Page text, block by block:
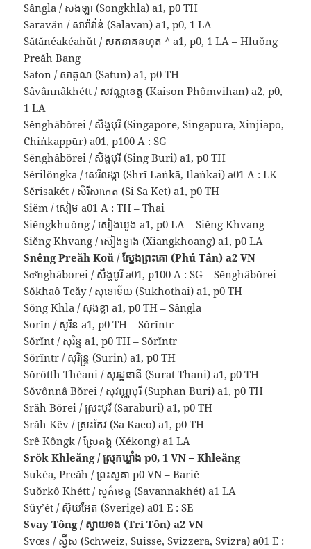
Sângla / សងឡា (Songkhla) a1, p0 TH
Saravăn / សារ៉ាវ៉ាន់ (Salavan) a1, p0, 1 LA
Sătănéakéahŭt / សតនាគនហុត ^ a1, p0, 1 LA – Hluŏng
Preăh Bang
Saton / សាតូណ (Satun) a1, p0 TH
Sâvânnâkhétt / សវណ្ណខេត្ត (Kaison Phômvihan) a2, p0,
1 LA
Sĕnghâbŏrei / សិង្ហបុរី (Singapore, Singapura, Xinjiapo,
Chiṅkappūr) a01, p100 A : SG
Sĕnghâbŏrei / សិង្ហបុរី (Sing Buri) a1, p0 TH
Sérilôngka / សេរីលង្កា (Shrī Lańkā, Ilaṅkai) a01 A : LK
Sĕrisakét / សិរីសាកេត (Si Sa Ket) a1, p0 TH
Siĕm / សៀម a01 A : TH – Thai
Siĕngkhuŏng / សៀងឃួង a1, p0 LA – Siĕng Khvang
Siĕng Khvang / ស៊ៀងខ្វាង (Xiangkhoang) a1, p0 LA
Snêng Preăh Koŭ / ស្នែងព្រះគោ (Phú Tân) a2 VN
Sœ̆nghâborei / សឹង្ហបូរី a01, p100 A : SG – Sĕnghâbŏrei
Sŏkhaô Teăy / សុខោទ័យ (Sukhothai) a1, p0 TH
Sŏng Khla / សុងខ្លា a1, p0 TH – Sângla
Sorĭn / សូរិន a1, p0 TH – Sŏrĭntr
Sŏrĭnt / សុរិន្ទ a1, p0 TH – Sŏrĭntr
Sŏrĭntr / សុរិន្ទ្រ (Surin) a1, p0 TH
Sŏrôtth Théani / សុរដ្ឋធានី (Surat Thani) a1, p0 TH
Sŏvônnâ Bŏrei / សុវណ្ណបុរី (Suphan Buri) a1, p0 TH
Srăh Bŏrei / ស្រះបុរី (Saraburi) a1, p0 TH
Srăh Kêv / ស្រះកែវ (Sa Kaeo) a1, p0 TH
Srê Kôngk / ស្រែគង្គ (Xékong) a1 LA
Srŏk Khleăng / ស្រុកឃ្លាំង p0, 1 VN – Khleăng
Sukéa, Preăh / ព្រះសូគា p0 VN – Bariĕ
Suŏrkô Khétt / សួគ៌ខេត្ត (Savannakhét) a1 LA
Sŭy’êt / ស៊ុយអែត (Sverige) a01 E : SE
Svay Tông / ស្វាយទង (Tri Tôn) a2 VN
Svœs / ស្វ៊ឺស (Schweiz, Suisse, Svizzera, Svizra) a01 E :